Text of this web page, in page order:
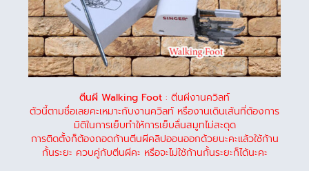
ตีนผี Walking Foot : ตีนผีงานควิลท์
ตัวนี้ตามชื่อเลยคะเหมาะกับงานควิลท์ หรืองานเดินเส้นที่ต้องการ
มิติในการเย็บทำให้การเย็บลื่นสมูทไม่สะดุด
การติดตั้งก็ต้องถอดก้านตีนผีคลิปออนออกด้วยนะคะแล้วใช้ก้าน
กั้นระยะ ควบคู่กับตีนผีคะ หรือจะไม่ใช้ก้านกั้นระยะก็ได้นะคะ